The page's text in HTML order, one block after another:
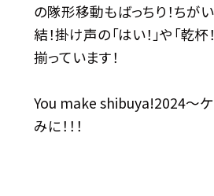
の隊形移動もばっちり！ちが
結！掛け声の「はい！」や「乾杯
揃っています！
You make shibuya!2024〜
みに！！！